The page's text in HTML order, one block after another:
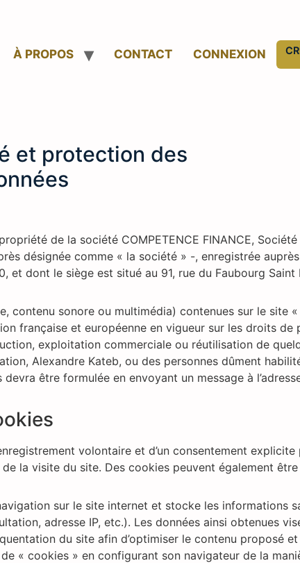
À PROPOS CONTACT CONNEXION
et protection des
de la société COMPETENCE FINANCE,
désignée comme « la société » -, enregistrée
et dont le siège est situé au 91, rue du Faubourg
contenu sonore ou multimédia) contenues sur le site «
française et européenne en vigueur sur les droits de
exploitation commerciale ou réutilisation de
Alexandre Kateb, ou des personnes dûment
être formulée en envoyant un message à
volontaire et d’un consentement
la visite du site. Des cookies peuvent également
sur le site internet et stocke les informations
adresse IP, etc.). Les données ainsi obtenues
du site afin d’optimiser le contenu proposé et
« cookies » en configurant son navigateur de la